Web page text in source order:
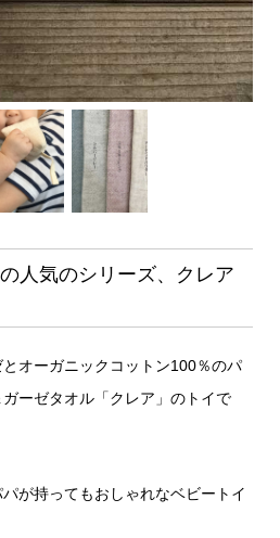
人気のシリーズ、クレア
オーガニックコットン100％のパ
ーゼタオル「クレア」のトイで
が持ってもおしゃれなベビートイ